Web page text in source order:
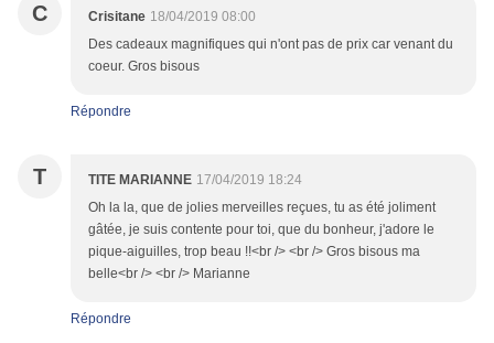
C Crisitane 18/04/2019 08:00
Des cadeaux magnifiques qui n'ont pas de prix car venant du
coeur. Gros bisous
Répondre
T TITE MARIANNE 17/04/2019 18:24
Oh la la, que de jolies merveilles reçues, tu as été joliment
gâtée, je suis contente pour toi, que du bonheur, j'adore le
pique-aiguilles, trop beau !!<br /> <br /> Gros bisous ma
belle<br /> <br /> Marianne
Répondre